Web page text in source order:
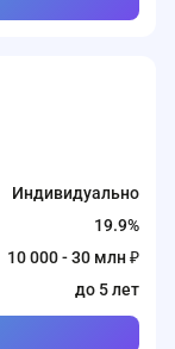
Индивидуально
19.9%
10 000 - 30 млн ₽
до 5 лет